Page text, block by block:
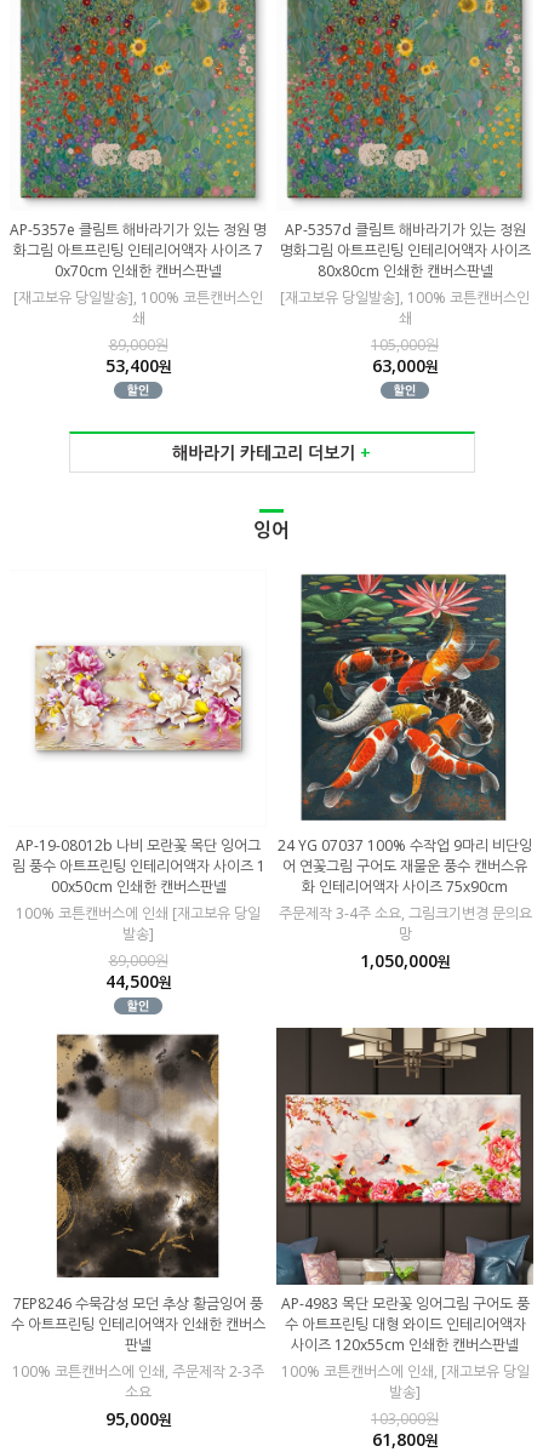
AP-5357e 클림트 해바라기가 있는 정원 명
화그림 아트프린팅 인테리어액자 사이즈 7
0x70cm 인쇄한 캔버스판넬
[재고보유 당일발송], 100% 코튼캔버스인
쇄
89,000원
53,400원
AP-5357d 클림트 해바라기가 있는 정원
명화그림 아트프린팅 인테리어액자 사이즈
80x80cm 인쇄한 캔버스판넬
[재고보유 당일발송], 100% 코튼캔버스인
쇄
105,000원
63,000원
해바라기 카테고리 더보기 +
잉어
AP-19-08012b 나비 모란꽃 목단 잉어그
림 풍수 아트프린팅 인테리어액자 사이즈 1
00x50cm 인쇄한 캔버스판넬
100% 코튼캔버스에 인쇄 [재고보유 당일
발송]
89,000원
44,500원
24 YG 07037 100% 수작업 9마리 비단잉
어 연꽃그림 구어도 재물운 풍수 캔버스유
화 인테리어액자 사이즈 75x90cm
주문제작 3-4주 소요, 그림크기변경 문의요
망
1,050,000원
7EP8246 수묵감성 모던 추상 황금잉어 풍
수 아트프린팅 인테리어액자 인쇄한 캔버스
판넬
100% 코튼캔버스에 인쇄, 주문제작 2-3주
소요
95,000원
AP-4983 목단 모란꽃 잉어그림 구어도 풍
수 아트프린팅 대형 와이드 인테리어액자
사이즈 120x55cm 인쇄한 캔버스판넬
100% 코튼캔버스에 인쇄, [재고보유 당일
발송]
103,000원
61,800원